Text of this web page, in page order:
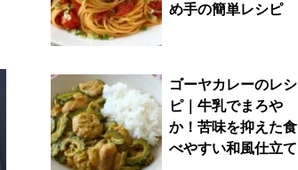
め手の簡単レシピ
ゴーヤカレーのレシ
ピ｜牛乳でまろや
か！苦味を抑えた食
べやすい和風仕立て